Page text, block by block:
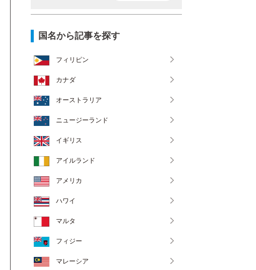
国名から記事を探す
フィリピン
カナダ
オーストラリア
ニュージーランド
イギリス
アイルランド
アメリカ
ハワイ
マルタ
フィジー
マレーシア